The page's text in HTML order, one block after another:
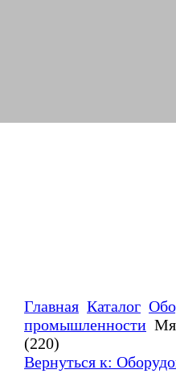
Главная Каталог
промышленности
(220)
Вернуться к: